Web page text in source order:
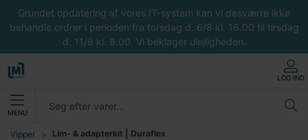
Grundet opdatering af vores IT-system kan vi desværre ikke
behandle ordrer i perioden fra torsdag d. 6/8 kl. 16.00 til tirsdag
d. 11/8 kl. 8.00. Vi beklager ulejligheden.
LOG IND
MENU
Vipper Lim- & adapterkit | Duraflex